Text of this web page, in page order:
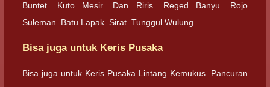
Buntet. Kuto Mesir. Dan Riris. Reged Banyu. Rojo
Suleman. Batu Lapak. Sirat. Tunggul Wulung.
Bisa juga untuk Keris Pusaka
Bisa juga untuk Keris Pusaka Lintang Kemukus. Pancuran